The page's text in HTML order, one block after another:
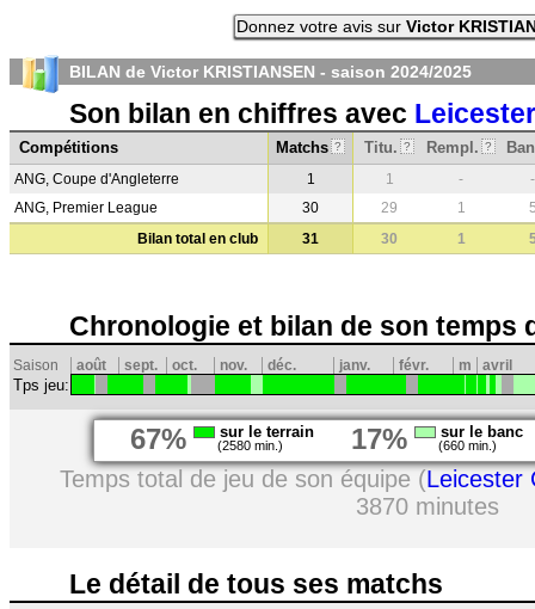
Donnez votre avis sur Victor
BILAN de Victor KRISTIANSEN - saison 2024/2025
Son bilan en chiffres avec
Compétitions Matchs ? Titu. ? Rempl. ?
ANG, Coupe d'Angleterre 1 1 -
-
ANG, Premier League
30 29 1
Bilan total en club
31 30 1
Chronologie et bilan de son temps
Saison août sept. oct. nov. déc. janv. févr. m avril
Tps jeu:
67% sur le terrain
(2580 min.) 17% sur le banc
(660 min.)
Temps total de jeu de son équipe (Leicester
3870 minutes
Le détail de tous ses matchs